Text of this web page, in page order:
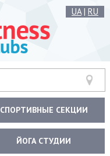
UA| RU
СПОРТИВНЫЕ СЕКЦИИ
ЙОГА СТУДИИ